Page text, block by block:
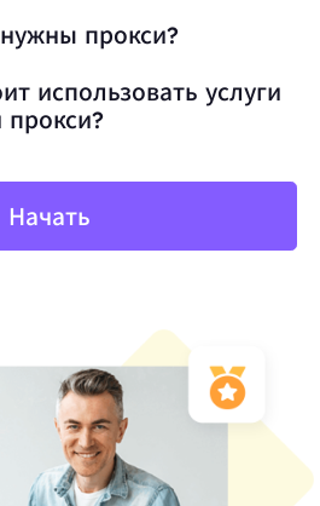
прокси?
использовать услуги
прокси?
Начать